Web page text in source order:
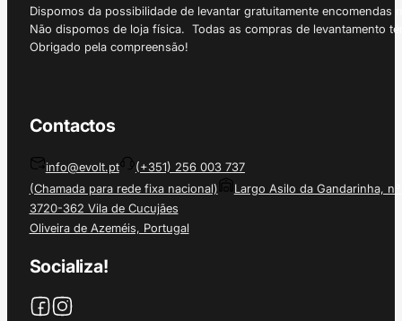
Dispomos da possibilidade de levantar gratuitamente
Não dispomos de loja física. Todas as compras de levantamento
Obrigado pela compreensão!
Contactos
info@evolt.pt
(+351) 256 003 737
(Chamada para rede fixa nacional)
Largo Asilo da Gandarinha, nº
3720-362 Vila de Cucujães
Oliveira de Azeméis, Portugal
Socializa!